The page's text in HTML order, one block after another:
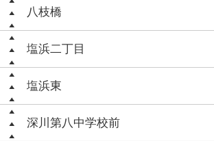
八枝橋
塩浜二丁目
塩浜東
深川第八中学校前